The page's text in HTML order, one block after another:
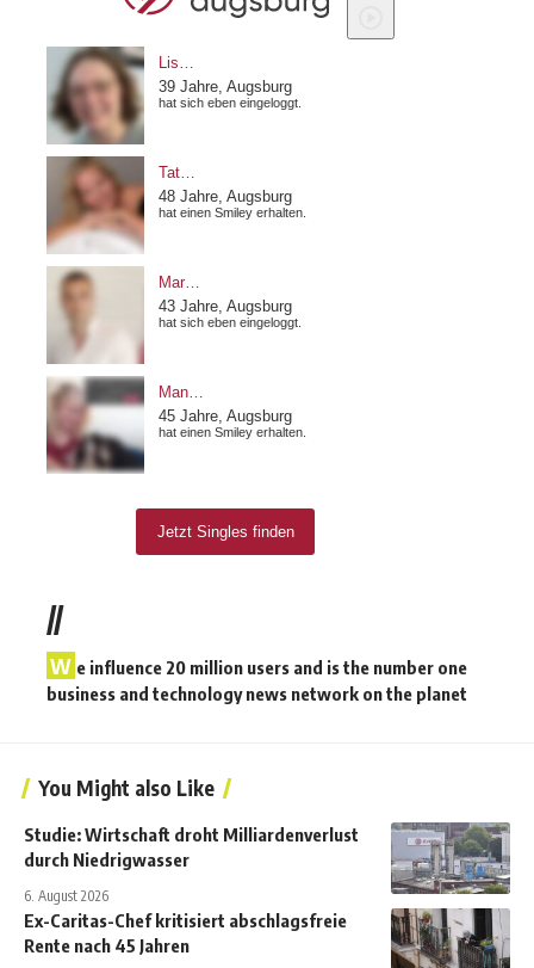
//
W e influence 20 million users and is the number one
business and technology news network on the planet
You Might also Like
Studie: Wirtschaft droht Milliardenverlust
durch Niedrigwasser
6. August 2026
Ex-Caritas-Chef kritisiert abschlagsfreie
Rente nach 45 Jahren